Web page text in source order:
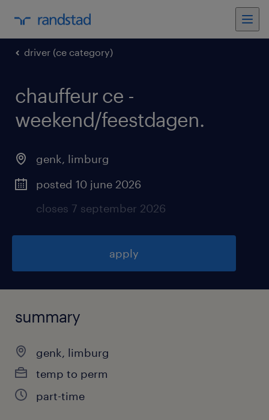
driver (ce category)
chauffeur ce -
weekend/feestdagen.
genk, limburg
posted 10 june 2026
closes 7 september 2026
apply
summary
genk, limburg
temp to perm
part-time